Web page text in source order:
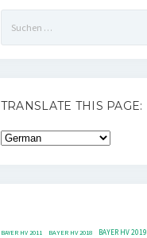
nach:
TRANSLATE THIS PAGE:
BAYER HV 2011 BAYER HV 2018 BAYER HV 2019